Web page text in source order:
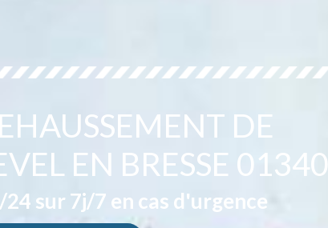
DE
EN BRESSE 01340
sur 7j/7 en cas d'urgence